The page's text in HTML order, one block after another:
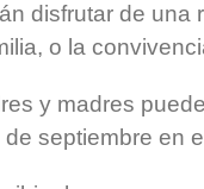
disfrutar de
o la
y madres
septiembre en